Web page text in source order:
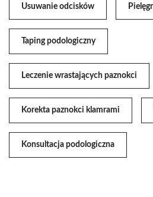
Usuwanie odcisków
Taping podologiczny
Leczenie wrastających paznokci
Korekta paznokci klamrami
Konsultacja podologiczna